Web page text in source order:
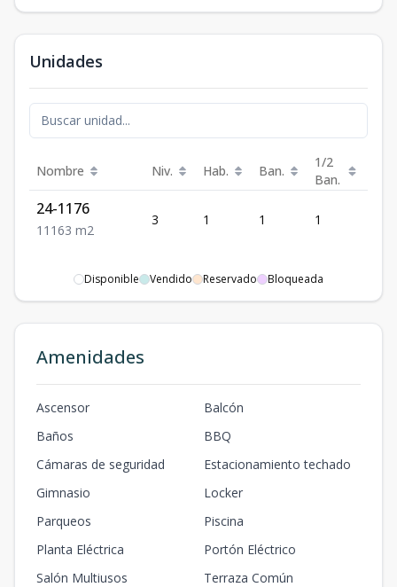
Unidades
Nombre Niv. Hab. Ban.
1/2
Ban.
24-1176
1 1 1 63 m2
3 1 1 1
Disponible Vendido Reservado Bloqueada
Amenidades
Ascensor
Balcón
Baños
BBQ
Cámaras de seguridad
Estacionamiento techado
Gimnasio
Locker
Parqueos
Piscina
Planta Eléctrica
Portón Eléctrico
Salón Multiusos
Terraza Común